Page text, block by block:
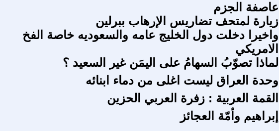
عاصفة الجزم
زيارة لمتحف تضاريس الإرهاب ببرلين
واخيرا دخلت دول الخليج عامه والسعوديه خاصة الفخ
الامريكي
لماذا تصوّبُ السهامُ على اليمَن غير السعيد ؟
وحدة العراق ليست اغلى من دماء ابنائه
القمة العربية : زفرة العربي الحزين
إبراهيم وأمّة العجائز